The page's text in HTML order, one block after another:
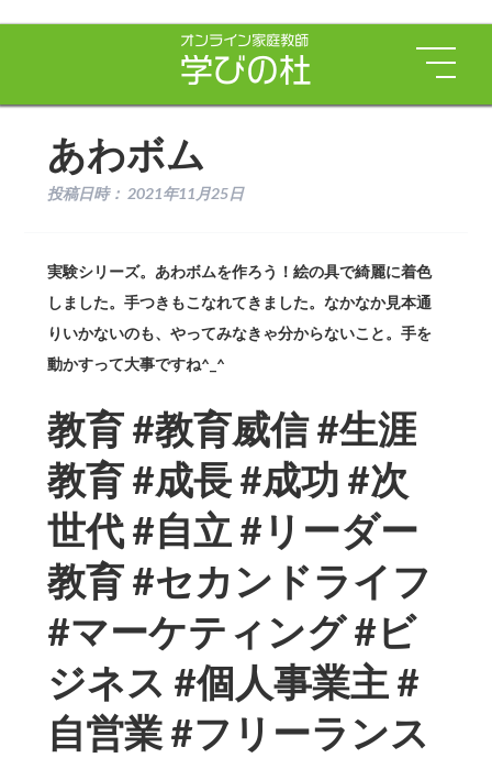
あわボム
投稿日時： 2021年11月25日
実験シリーズ。あわボムを作ろう！絵の具で綺麗に着色
しました。手つきもこなれてきました。なかなか見本通
りいかないのも、やってみなきゃ分からないこと。手を
動かすって大事ですね^_^
教育 #教育威信 #生涯
教育 #成長 #成功 #次
世代 #自立 #リーダー
教育 #セカンドライフ
#マーケティング #ビ
ジネス #個人事業主 #
自営業 #フリーランス